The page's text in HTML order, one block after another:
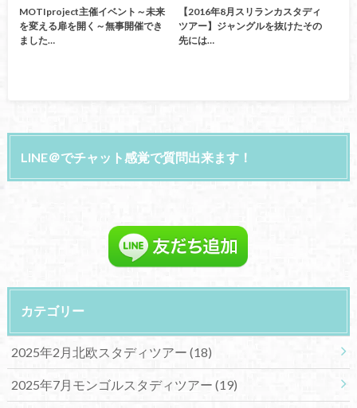
MOTIproject主催イベント～未来
を変える扉を開く～無事開催でき
ました…
【2016年8月スリランカスタディ
ツアー】ジャングルを抜けたその
先には…
LINE＠でチャット感覚で質問出来ます！
カテゴリー
2025年2月北欧スタディツアー (18)
2025年7月モンゴルスタディツアー (19)